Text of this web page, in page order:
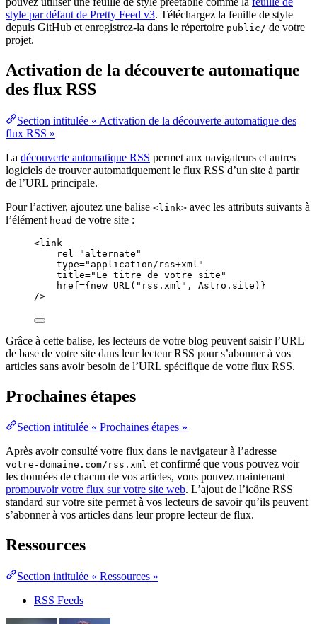
style par défaut de Pretty Feed v3. Téléchargez la feuille de style
depuis GitHub et enregistrez-la dans le répertoire public/ de votre
projet.
Activation de la découverte automatique
des flux RSS
Section intitulée « Activation de la découverte automatique des
flux RSS »
La découverte automatique RSS permet aux navigateurs et autres
logiciels de trouver automatiquement le flux RSS d’un site à partir
de l’URL principale.
Pour l’activer, ajoutez une balise <link> avec les attributs suivants à
l’élément head de votre site :
<link
rel =" alternate "
type=" application/rss+xml "
title=" Le titre de votre site "
href={new URL ( " rss.xml " , Astro . site ) }
/>
Grâce à cette balise, les lecteurs de votre blog peuvent saisir l’URL
de base de votre site dans leur lecteur RSS pour s’abonner à vos
articles sans avoir besoin de l’URL spécifique de votre flux RSS.
Prochaines étapes
Section intitulée « Prochaines étapes »
Après avoir consulté votre flux dans le navigateur à l’adresse
votre-domaine.com/rss.xml et confirmé que vous pouvez voir
les données de chacun de vos articles, vous pouvez maintenant
promouvoir votre flux sur votre site web. L’ajout de l’icône RSS
standard sur votre site permet à vos lecteurs de savoir qu’ils peuvent
s’abonner à vos articles dans leur propre lecteur de flux.
Ressources
Section intitulée « Ressources »
RSS Feeds